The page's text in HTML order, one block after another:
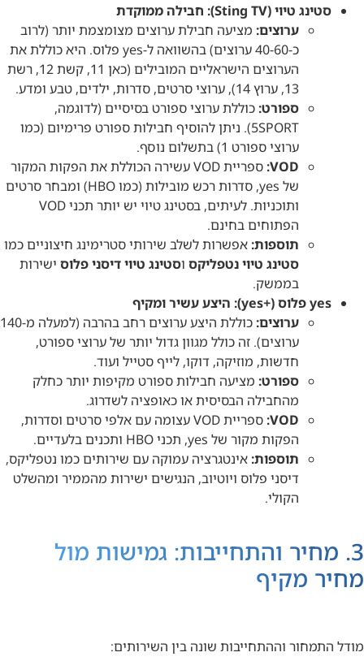
סטינג טיוי (Sting TV): חבילה ממוקדת
ערוצים: מציעה חבילת ערוצים מצומצמת יותר (לרוב
כ-40-60 ערוצים) בהשוואה ל-yes פלוס. היא כוללת את
הערוצים הישראליים המובילים (כאן 11, קשת 12, רשת
13, ערוץ 14), ערוצי סרטים, סדרות, ילדים, טבע ומדע.
ספורט: כוללת ערוצי ספורט בסיסיים (לדוגמה,
5SPORT). ניתן להוסיף חבילות ספורט פרימיום (כמו
ערוצי ספורט 1) בתשלום נוסף.
VOD:
ספריית VOD עשירה הכוללת את הפקות המקור
של yes, סדרות רכש מובילות (כמו HBO) ומבחר סרטים
ותוכניות. לעיתים, בסטינג טיוי יש יותר תכני VOD
הפתוחים בחינם.
תוספות: אפשרות לשלב שירותי סטרימינג חיצוניים כמו
סטינג טיוי נטפליקס וסטינג טיוי דיסני פלוס ישירות
בממשק.
yes פלוס (+yes): היצע עשיר ומקיף
ערוצים:
כוללת היצע ערוצים רחב בהרבה (למעלה מ-140
ערוצים). זה כולל מגוון גדול יותר של ערוצי ספורט,
חדשות, מוזיקה, דוקו, לייף סטייל ועוד.
ספורט: מציעה חבילות ספורט מקיפות יותר כחלק
מהחבילה הבסיסית או כאופציה לשדרוג.
VOD:
ספריית VOD עצומה עם אלפי סרטים וסדרות,
הפקות מקור של yes, תכני HBO ותכנים בלעדיים.
תוספות: אינטגרציה עמוקה עם שירותים כמו נטפליקס,
דיסני פלוס ויוטיוב, הנגישים ישירות מהממיר ומהשלט
הקולי.
3. מחיר והתחייבות: גמישות מול
מחיר מקיף
מודל התמחור וההתחייבות שונה בין השירותים: